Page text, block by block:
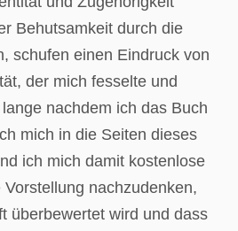
Behutsamkeit durch die
schufen einen Eindruck von
der mich fesselte und
nachdem ich das Buch
mich in die Seiten dieses
ich mich damit kostenlose
nachzudenken,
überbewertet wird und dass